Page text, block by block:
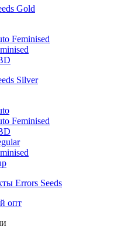
Gold
Feminised
Silver
Feminised
Errors Seeds
опт